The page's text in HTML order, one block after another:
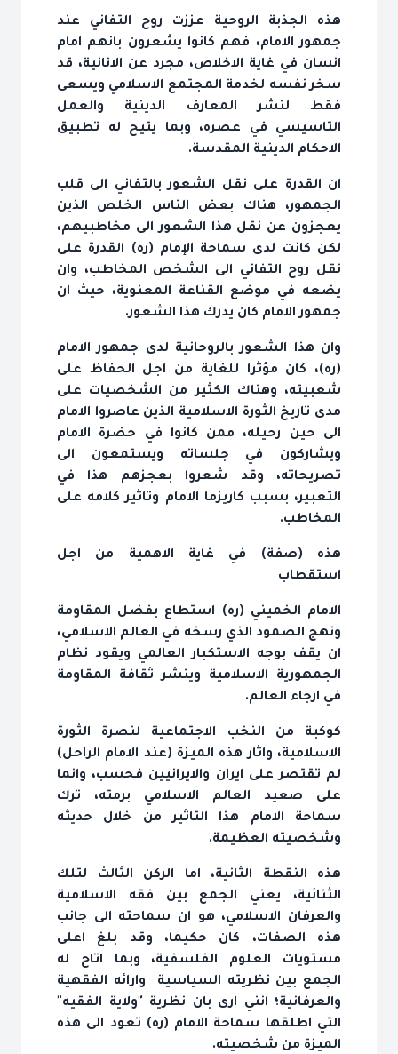
هذه الجذبة الروحية عززت روح التفاني عند
جمهور الامام، فهم كانوا يشعرون بانهم امام
انسان في غاية الاخلاص، مجرد عن الانانية، قد
سخر نفسه لخدمة المجتمع الاسلامي ويسعى
فقط لنشر المعارف الدينية والعمل
التاسيسي في عصره، وبما يتيح له تطبيق
الاحكام الدينية المقدسة.
ان القدرة على نقل الشعور بالتفاني الى قلب
الجمهور، هناك بعض الناس الخلص الذين
يعجزون عن نقل هذا الشعور الى مخاطبيهم،
لكن كانت لدى سماحة الإمام (ره) القدرة على
نقل روح التفاني الى الشخص المخاطب، وان
يضعه في موضع القناعة المعنوية، حيث ان
جمهور الامام كان يدرك هذا الشعور.
وان هذا الشعور بالروحانية لدى جمهور الامام
(ره)، كان مؤثرا للغاية من اجل الحفاظ على
شعبيته، وهناك الكثير من الشخصيات على
مدى تاريخ الثورة الاسلامية الذين عاصروا الامام
الى حين رحيله، ممن كانوا في حضرة الامام
ويشاركون في جلساته ويستمعون الى
تصريحاته، وقد شعروا بعجزهم هذا في
التعبير، بسبب كاريزما الامام وتاثير كلامه على
المخاطب.
هذه (صفة) في غاية الاهمية من اجل
استقطاب
الامام الخميني (ره) استطاع بفضل المقاومة
ونهج الصمود الذي رسخه في العالم الاسلامي،
ان يقف بوجه الاستكبار العالمي ويقود نظام
الجمهورية الاسلامية وينشر ثقافة المقاومة
في ارجاء العالم.
كوكبة من النخب الاجتماعية لنصرة الثورة
الاسلامية، واثار هذه الميزة (عند الامام الراحل)
لم تقتصر على ايران والايرانيين فحسب، وانما
على صعيد العالم الاسلامي برمته، ترك
سماحة الامام هذا التاثير من خلال حديثه
وشخصيته العظيمة.
هذه النقطة الثانية، اما الركن الثالث لتلك
الثنائية، يعني الجمع بين فقه الاسلامية
والعرفان الاسلامي، هو ان سماحته الى جانب
هذه الصفات، كان حكيما، وقد بلغ اعلى
مستويات العلوم الفلسفية، وبما اتاح له
الجمع بين نظريته السياسية وارائه الفقهية
والعرفانية؛ انني ارى بان نظرية "ولاية الفقيه"
التي اطلقها سماحة الامام (ره) تعود الى هذه
الميزة من شخصيته.